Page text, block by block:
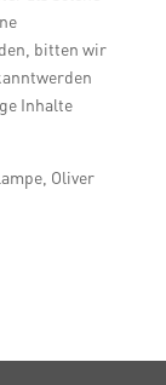
bitten wir
Inhalte
Oliver